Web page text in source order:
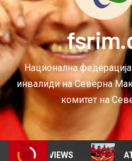
Национална
инвалиди на Северна
комитет на
за VIEWS